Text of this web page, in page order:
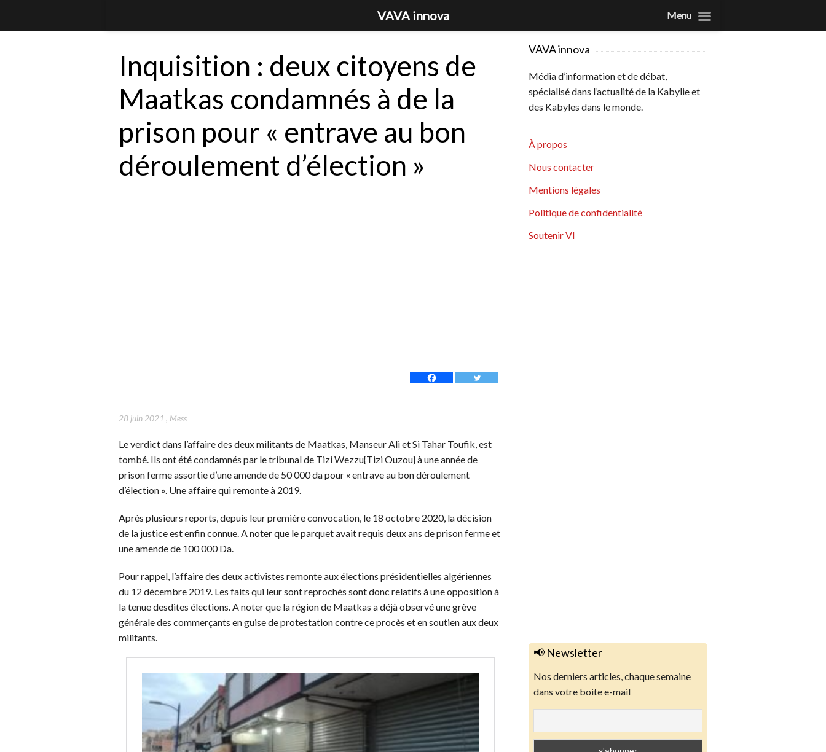
Inquisition : deux citoyens de
Maatkas condamnés à de la
prison pour « entrave au bon
déroulement d’élection »
28 juin 2021 , Mess
Le verdict dans l’affaire des deux militants de Maatkas, Manseur Ali et Si Tahar Toufik, est
tombé. Ils ont été condamnés par le tribunal de Tizi Wezzu{Tizi Ouzou} à une année de
prison ferme assortie d’une amende de 50 000 da pour « entrave au bon déroulement
d’élection ». Une affaire qui remonte à 2019.
Après plusieurs reports, depuis leur première convocation, le 18 octobre 2020, la décision
de la justice est enfin connue. A noter que le parquet avait requis deux ans de prison ferme et
une amende de 100 000 Da.
Pour rappel, l’affaire des deux activistes remonte aux élections présidentielles algériennes
du 12 décembre 2019. Les faits qui leur sont reprochés sont donc relatifs à une opposition à
la tenue desdites élections. A noter que la région de Maatkas a déjà observé une grève
générale des commerçants en guise de protestation contre ce procès et en soutien aux deux
militants.
VAVA innova
Média d’information et de débat,
spécialisé dans l’actualité de la Kabylie et
des Kabyles dans le monde.
À propos
Nous contacter
Mentions légales
Politique de confidentialité
Soutenir VI
📢 Newsletter
Nos derniers articles, chaque semaine
dans votre boite e-mail
VAVA innova Menu